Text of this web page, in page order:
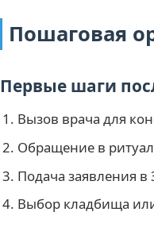
Пошаговая
Первые шаги
Вызов врача для
Обращение в
Подача заявления в
Выбор кладбища